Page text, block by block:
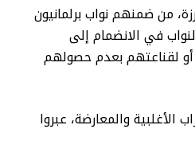
من ضمنهم نواب برلمانيون
في الانضمام إلى
أو لقناعتهم بعدم حصولهم
والمعارضة، عبروا